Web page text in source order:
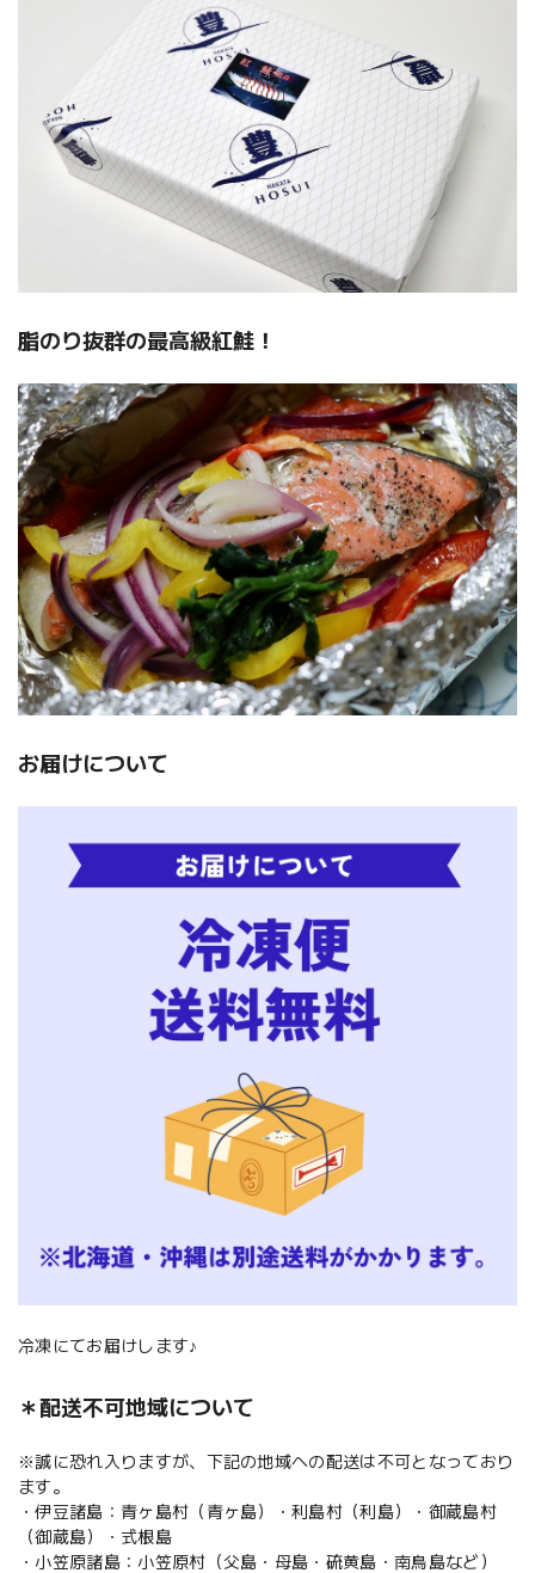
脂のり抜群の最高級紅鮭！
お届けについて
冷凍にてお届けします♪
＊配送不可地域について
※誠に恐れ入りますが、下記の地域への配送は不可となっており
ます。
・伊豆諸島：青ヶ島村（青ヶ島）・利島村（利島）・御蔵島村
（御蔵島）・式根島
・小笠原諸島：小笠原村（父島・母島・硫黄島・南鳥島など）